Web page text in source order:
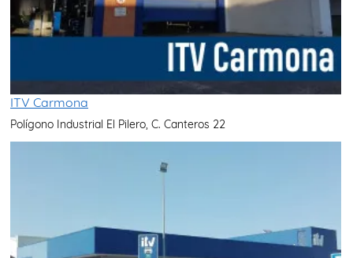
ITV Carmona
Polígono Industrial El Pilero, C. Canteros 22